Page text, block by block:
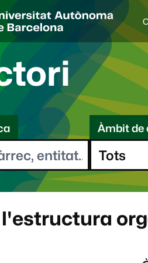
I
d
i
a
e
l
e
o
t
Àmbit de
l'estructura